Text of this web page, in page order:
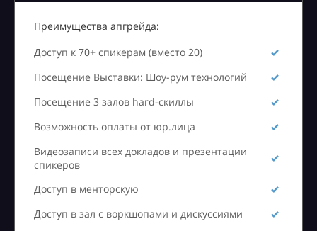
Преимущества апгрейда:
Доступ к 70+ спикерам (вместо 20)
Посещение Выставки: Шоу-рум технологий
Посещение 3 залов hard-скиллы
Возможность оплаты от юр.лица
Видеозаписи всех докладов и презентации
спикеров
Доступ в менторскую
Доступ в зал с воркшопами и дискуссиями